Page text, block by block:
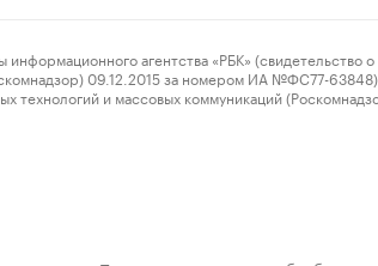
агентства «РБК» (свидетельство о
09.12.2015 за номером ИА №ФС77-63848)
технологий и массовых коммуникаций